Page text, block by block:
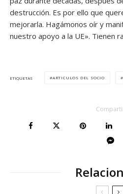
destrucción. Es por ello que
mejorarla. Hagámonos oír y
nuestro apoyo a la UE». Tienen
ETIQUETAS ARTICULOS DEL SOCIO